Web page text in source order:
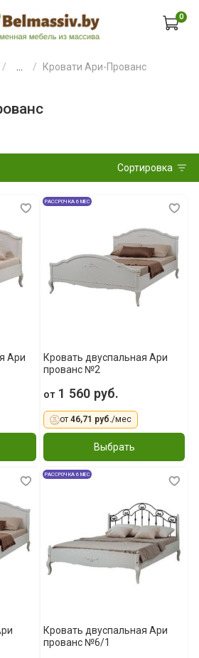
0
Кровати Ари-Прованс
Сортировка
Ари
РАССРОЧКА 6 МЕС
Кровать двуспальная Ари
прованс №2
от1 560 руб.
от46,71 руб./мес
Выбрать
РАССРОЧКА 6 МЕС
Кровать двуспальная Ари
прованс №6/1